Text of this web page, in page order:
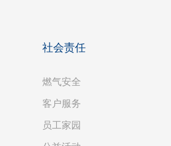
社会责任
燃气安全
客户服务
员工家园